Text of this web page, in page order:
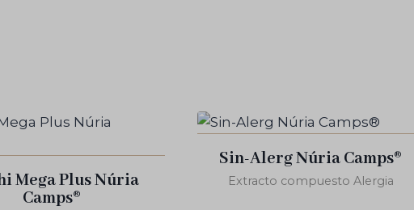
Mega Plus Núria
Camps®
Sin-Alerg Núria Camps®
Extracto compuesto Alergia